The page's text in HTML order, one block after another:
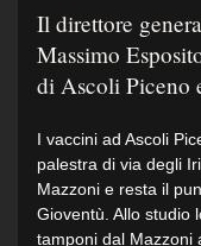
Il direttore
Massimo
di Ascoli Piceno
I vaccini ad Ascoli
palestra di via degli
Mazzoni e resta il
Gioventù. Allo studio
tamponi dal